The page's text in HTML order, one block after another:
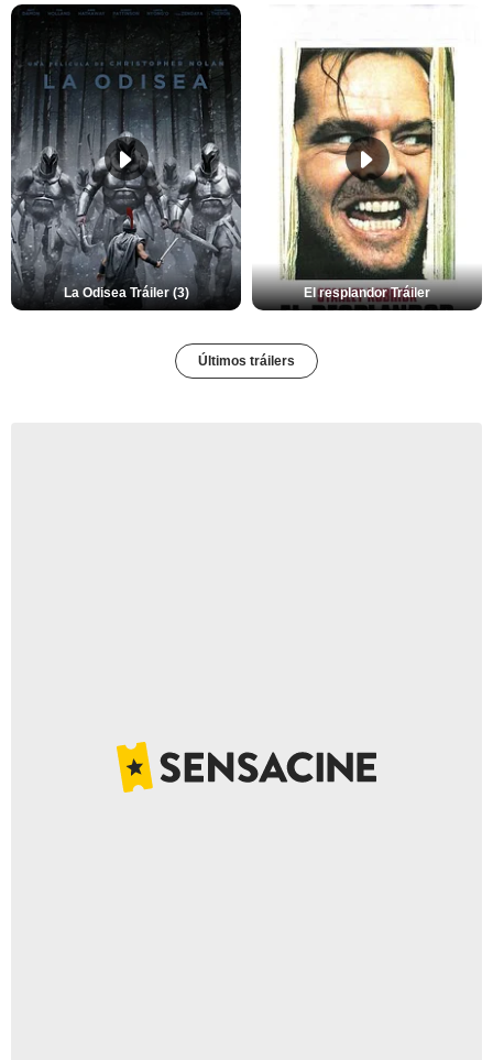
La Odisea Tráiler (3) El resplandor Tráiler
Últimos tráilers